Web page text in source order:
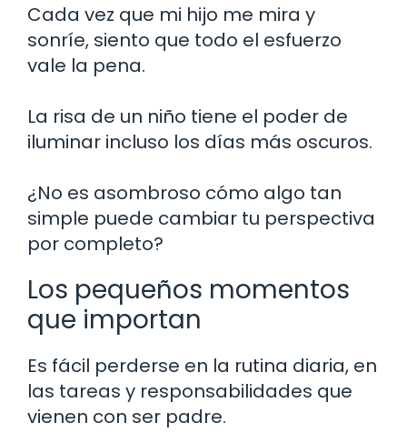
Cada vez que mi hijo me mira y
sonríe, siento que todo el esfuerzo
vale la pena.
La risa de un niño tiene el poder de
iluminar incluso los días más oscuros.
¿No es asombroso cómo algo tan
simple puede cambiar tu perspectiva
por completo?
Los pequeños momentos
que importan
Es fácil perderse en la rutina diaria, en
las tareas y responsabilidades que
vienen con ser padre.